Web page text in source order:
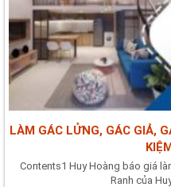
LÀM GÁC LỬNG, GÁC GIẢ,
Contents1 Huy Hoàng báo giá
Ranh của